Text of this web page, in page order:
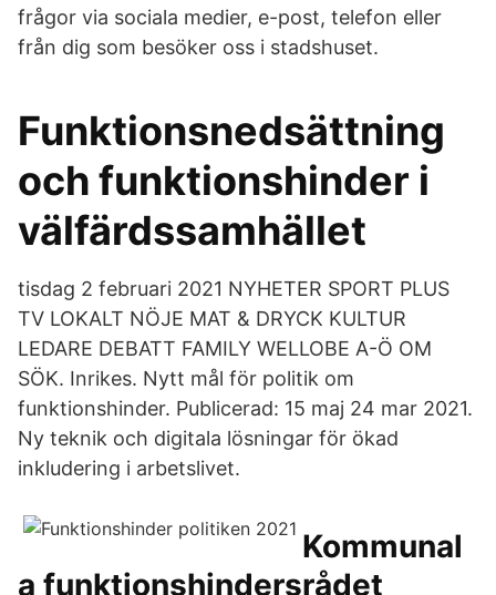
frågor via sociala medier, e-post, telefon eller
från dig som besöker oss i stadshuset.
Funktionsnedsättning
och funktionshinder i
välfärdssamhället
tisdag 2 februari 2021 NYHETER SPORT PLUS
TV LOKALT NÖJE MAT & DRYCK KULTUR
LEDARE DEBATT FAMILY WELLOBE A-Ö OM
SÖK. Inrikes. Nytt mål för politik om
funktionshinder. Publicerad: 15 maj 24 mar 2021.
Ny teknik och digitala lösningar för ökad
inkludering i arbetslivet.
Kommunal
a funktionshindersrådet